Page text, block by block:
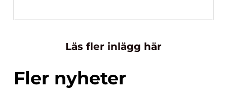
Läs fler inlägg här
Fler nyheter